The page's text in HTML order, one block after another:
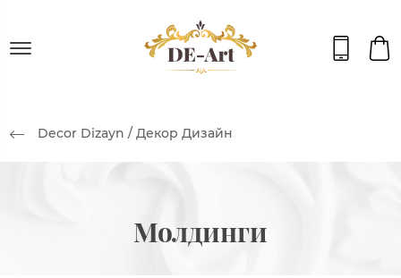
Decor Dizayn / Декор Дизайн
Молдинги